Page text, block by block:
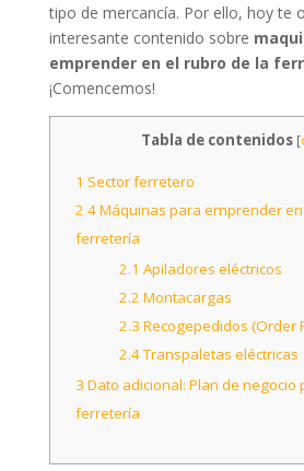
tipo de mercancía. Por ello, hoy te
interesante contenido sobre
emprender en el rubro de la
¡Comencemos!
Tabla de contenidos [
1 Sector ferretero
2 4 Máquinas para emprender
ferretería
2.1 Apiladores eléctricos
2.2 Montacargas
2.3 Recogepedidos (Order
2.4Transpaletas eléctricas
3 Dato adicional: Plan de
ferretería